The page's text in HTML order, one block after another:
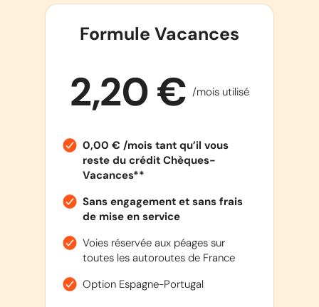
Formule Vacances
2,20 € /mois utilisé
0,00 € /mois tant qu’il vous
reste du crédit Chèques-
Vacances**
Sans engagement et sans frais
de mise en service
Voies réservée aux péages sur
toutes les autoroutes de France
Option Espagne-Portugal